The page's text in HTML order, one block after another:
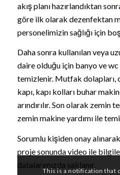
akış planı hazırlandıktan
göre ilk olarak dezenfektan
personelimizin sağlığı için
Daha sonra kullanılan veya
daire olduğu için banyo ve
temizlenir. Mutfak dolapları,
kapı, kapı kolları buhar
arındırılır. Son olarak zemin
zemin makine yardımı ile
Sorumlu kişiden onay
proje sonunda video ile
datalarımızda saklanır.
This is a notification that